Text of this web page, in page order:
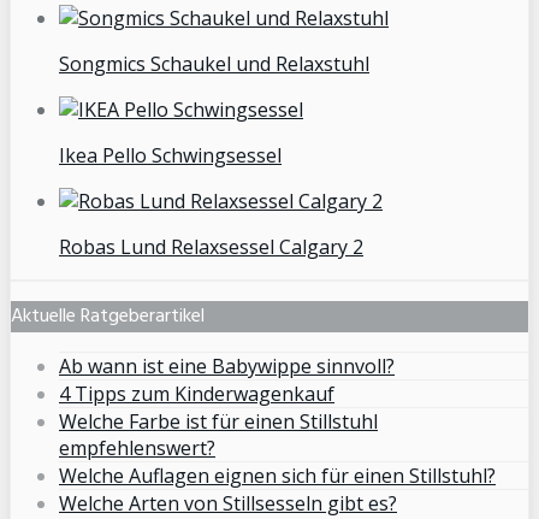
Songmics Schaukel und Relaxstuhl
Ikea Pello Schwingsessel
Robas Lund Relaxsessel Calgary 2
Aktuelle Ratgeberartikel
Ab wann ist eine Babywippe sinnvoll?
4 Tipps zum Kinderwagenkauf
Welche Farbe ist für einen Stillstuhl
empfehlenswert?
Welche Auflagen eignen sich für einen Stillstuhl?
Welche Arten von Stillsesseln gibt es?